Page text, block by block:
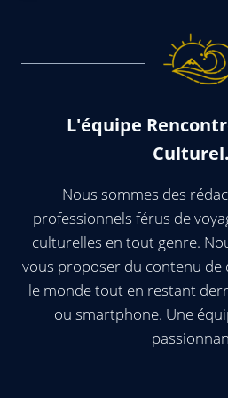
L'équipe
Nous sommes des
professionnels férus de
culturelles en tout genre.
vous proposer du contenu
le monde tout en restant
ou smartphone. Une